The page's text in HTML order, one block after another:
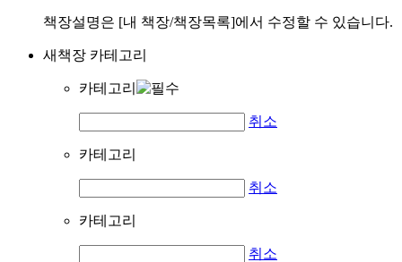
책장설명은 [내 책장/책장목록]에서 수정할 수 있습니다.
새책장 카테고리
카테고리
취소
카테고리
취소
카테고리
취소